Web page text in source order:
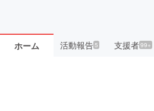
ホーム 活動報告5 支援者99+